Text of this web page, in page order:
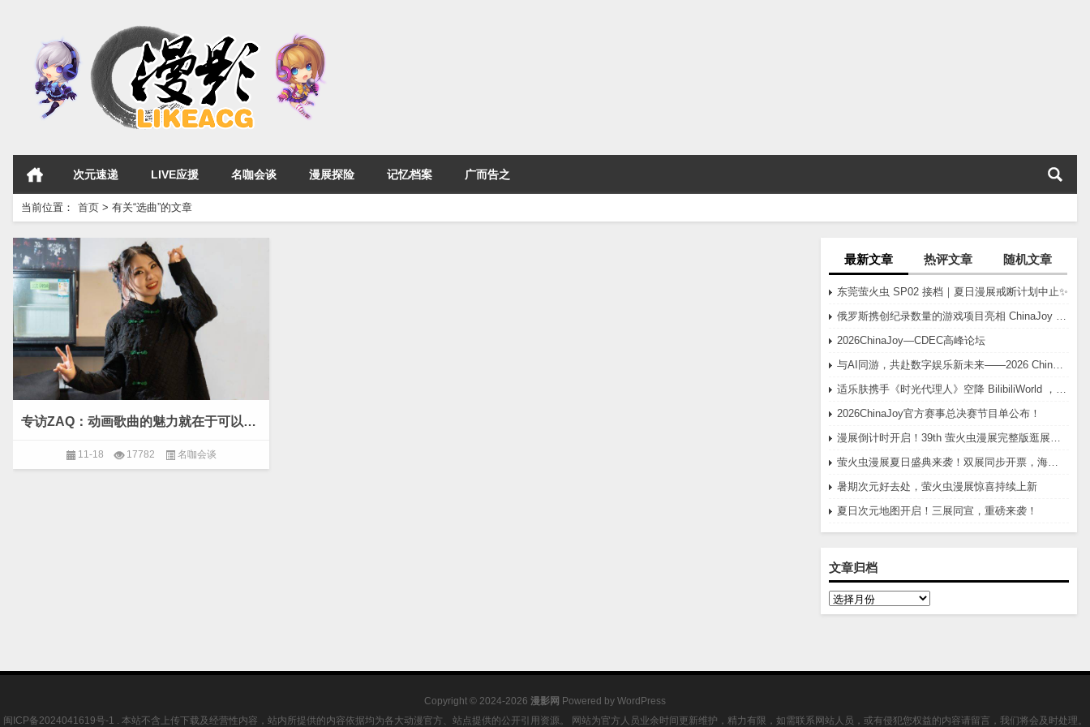
次元速递 LIVE应援 名咖会谈 漫展探险 记忆档案 广而告之
当前位置： 首页 > 有关“选曲”的文章
最新文章 热评文章 随机文章
东莞萤火虫 SP02 接档｜夏日漫展戒断计划中止✨
2026ChinaJoy—CDEC高峰论坛
2026ChinaJoy官方赛事总决赛节目单公布！
暑期次元好去处，萤火虫漫展惊喜持续上新
夏日次元地图开启！三展同宣，重磅来袭！
文章归档
文
章
归
专访ZAQ：动画歌曲的魅力就在于可以自由地创作
11-18 17782 名咖会谈
Copyright © 2024-2026 漫影网 Powered by WordPress
闽ICP备2024041619号-1 . 本站不含上传下载及经营性内容，站内所提供的内容依据均为各大动漫官方、站点提供的公开引用资源。 网站为官方人员业余时间更新维护，精力有限，如需联系网站人员，或有侵犯您权益的内容请留言，我们将会及时处理。